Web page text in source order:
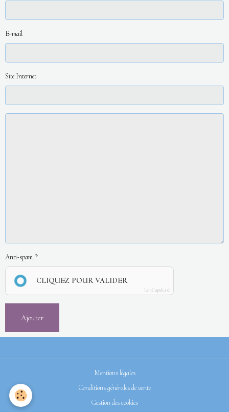
E-mail
Site Internet
Anti-spam
CLIQUEZ POUR VALIDER
IconCaptcha ©
Ajouter
Mentions légales
Conditions générales de vente
Gestion des cookies